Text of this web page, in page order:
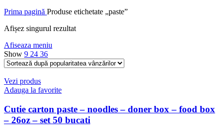
Prima pagină Produse etichetate „paste”
Afișez singurul rezultat
Afiseaza meniu
Show 9 24 36
Vezi produs
Adauga la favorite
Cutie carton paste – noodles – doner box – food box
– 26oz – set 50 bucati